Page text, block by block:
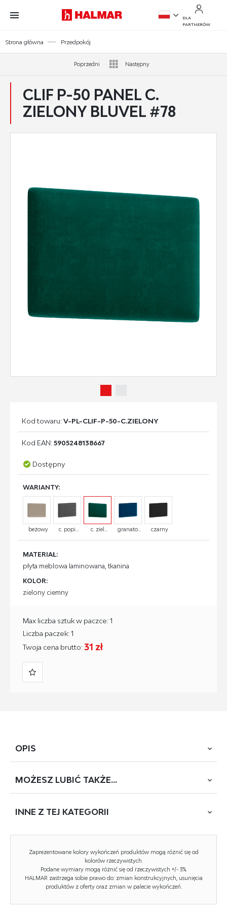
Przejdź do treści.
Przejdź do menu.
Przejdź do wyszukiwarki.
DLA
PARTNERÓW
Strona główna Przedpokój
Poprzedni Następny
CLIF P-50 PANEL C.
ZIELONY BLUVEL #78
Kod towaru:V-PL-CLIF-P-50-C.ZIELONY
Kod EAN:5905248138667
Dostępny
WARIANTY:
beżowy c. popi... c. ziel... granato... czarny
MATERIAŁ:
płyta meblowa laminowana, tkanina
KOLOR:
zielony ciemny
Twoja cena brutto:31 zł
Max liczba sztuk w paczce: 1
Liczba paczek: 1
OPIS
wymiary: 50/35 cm, materiał: płyta meblowa laminowana /
Styl wykonania: nowoczesny
Tapicerka kolor: zielony
Zaprezentowane kolory wykończeń produktów mogą różnić się od
kolorów rzeczywistych.
Podane wymiary mogą różnić się od rzeczywistych +/- 3%.
HALMAR zastrzega sobie prawo do: zmian konstrukcyjnych, usunięcia
produktów z oferty oraz zmian w palecie wykończeń.
MOŻESZ LUBIĆ TAKŻE...
INNE Z TEJ KATEGORII